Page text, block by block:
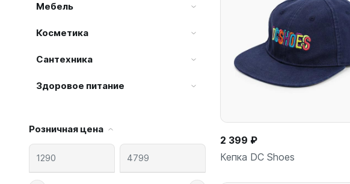
Мебель
Косметика
Сантехника
Здоровое питание
Розничная цена
2 399 ₽
Кепка DC Shoes